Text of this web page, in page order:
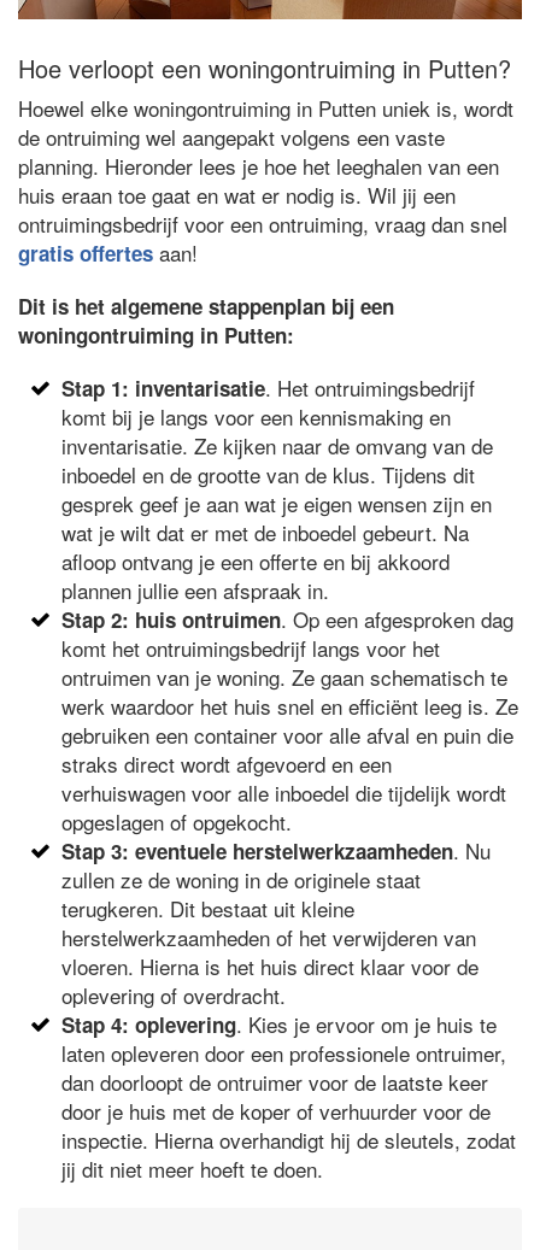
Hoe verloopt een woningontruiming in Putten?
Hoewel elke woningontruiming in Putten uniek is, wordt
de ontruiming wel aangepakt volgens een vaste
planning. Hieronder lees je hoe het leeghalen van een
huis eraan toe gaat en wat er nodig is. Wil jij een
ontruimingsbedrijf voor een ontruiming, vraag dan snel
gratis offertes aan!
Dit is het algemene stappenplan bij een
woningontruiming in Putten:
Stap 1: inventarisatie. Het ontruimingsbedrijf
komt bij je langs voor een kennismaking en
inventarisatie. Ze kijken naar de omvang van de
inboedel en de grootte van de klus. Tijdens dit
gesprek geef je aan wat je eigen wensen zijn en
wat je wilt dat er met de inboedel gebeurt. Na
afloop ontvang je een offerte en bij akkoord
plannen jullie een afspraak in.
Stap 2: huis ontruimen. Op een afgesproken dag
komt het ontruimingsbedrijf langs voor het
ontruimen van je woning. Ze gaan schematisch te
werk waardoor het huis snel en efficiënt leeg is. Ze
gebruiken een container voor alle afval en puin die
straks direct wordt afgevoerd en een
verhuiswagen voor alle inboedel die tijdelijk wordt
opgeslagen of opgekocht.
Stap 3: eventuele herstelwerkzaamheden. Nu
zullen ze de woning in de originele staat
terugkeren. Dit bestaat uit kleine
herstelwerkzaamheden of het verwijderen van
vloeren. Hierna is het huis direct klaar voor de
oplevering of overdracht.
Stap 4: oplevering. Kies je ervoor om je huis te
laten opleveren door een professionele ontruimer,
dan doorloopt de ontruimer voor de laatste keer
door je huis met de koper of verhuurder voor de
inspectie. Hierna overhandigt hij de sleutels, zodat
jij dit niet meer hoeft te doen.